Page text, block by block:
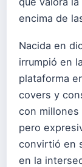
encima de
Nacida en
irrumpió en
plataforma
covers y
con millones
pero
convirtió en
en la